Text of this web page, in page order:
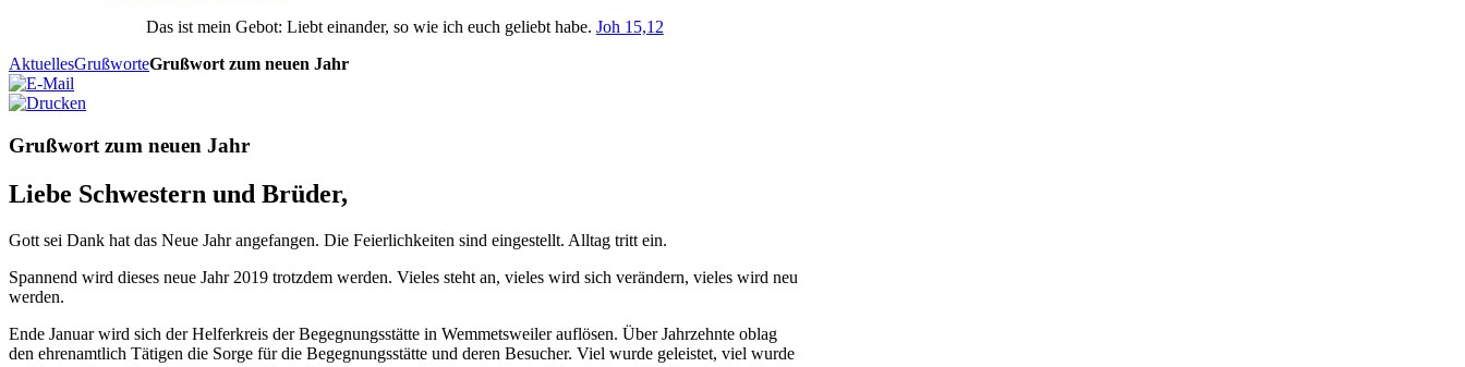
Das ist mein Gebot: Liebt einander, so wie ich euch geliebt habe. Joh 15,12
AktuellesGrußworteGrußwort zum neuen Jahr
Grußwort zum neuen Jahr
Liebe Schwestern und Brüder,
Gott sei Dank hat das Neue Jahr angefangen. Die Feierlichkeiten sind eingestellt. Alltag tritt ein.
Spannend wird dieses neue Jahr 2019 trotzdem werden. Vieles steht an, vieles wird sich verändern, vieles wird neu
werden.
Ende Januar wird sich der Helferkreis der Begegnungsstätte in Wemmetsweiler auflösen. Über Jahrzehnte oblag
den ehrenamtlich Tätigen die Sorge für die Begegnungsstätte und deren Besucher. Viel wurde geleistet, viel wurde